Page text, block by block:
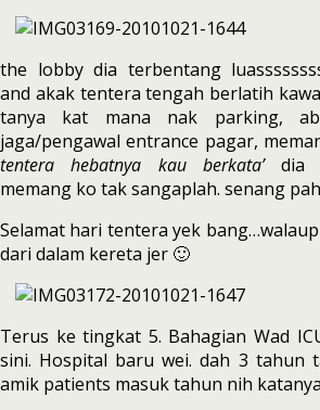
the lobby dia terbentang
and akak tentera tengah berlatih
tanya kat mana nak parking,
jaga/pengawal entrance pagar,
tentera hebatnya kau berkata’dia
memang ko tak sangaplah. senang
Selamat hari tentera yek
dari dalam kereta jer 🙂
Terus ke tingkat 5. Bahagian Wad
sini. Hospital baru wei. dah 3 tahun
amik patients masuk tahun nih